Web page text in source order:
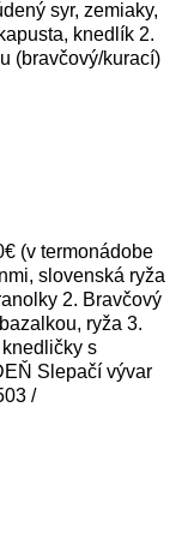
syr, zemiaky,
knedlík 2.
(bravčový/kurací)
(v termonádobe
slovenská ryža
2. Bravčový
ryža 3.
s
Slepačí vývar
/